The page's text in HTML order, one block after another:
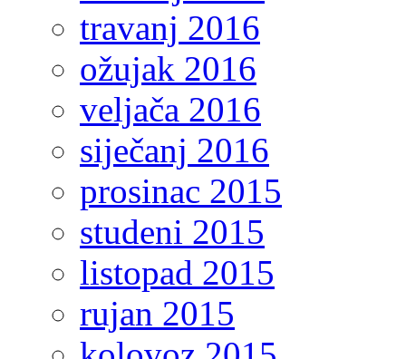
travanj 2016
ožujak 2016
veljača 2016
siječanj 2016
prosinac 2015
studeni 2015
listopad 2015
rujan 2015